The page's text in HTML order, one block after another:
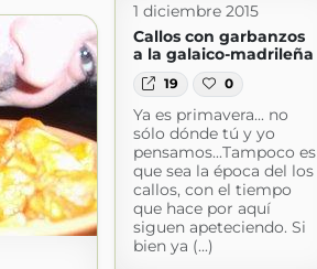
1 diciembre 2015
Callos con garbanzos
a la galaico-madrileña
19 0
Ya es primavera... no
sólo dónde tú y yo
pensamos...Tampoco es
que sea la época del los
callos, con el tiempo
que hace por aquí
siguen apeteciendo. Si
bien ya (...)